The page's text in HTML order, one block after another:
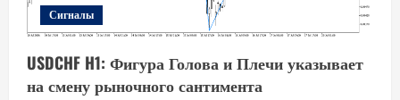
Сигналы
USDCHF H1: Фигура Голова и Плечи указывает
на смену рыночного сантимента